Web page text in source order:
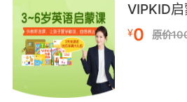
三、发音特点与口音问题
北美外教的发音普遍被认为
近美式或英式英语的广播级
习纯正英语发音的学生来说
们的语调自然流畅，有助于
VIPKID
¥0 原价